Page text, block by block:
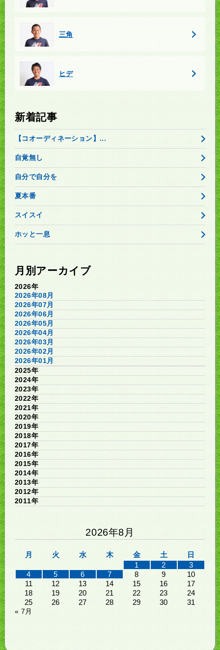
三角
ヒデ
新着記事
【コオーディネーション】...
自覚無し
自分で自分を
夏本番
スイスイ
ホッと一息
月別アーカイブ
2026年
2026年08月
2026年07月
2026年06月
2026年05月
2026年04月
2026年03月
2026年02月
2026年01月
2025年
2024年
2023年
2022年
2021年
2020年
2019年
2018年
2017年
2016年
2015年
2014年
2013年
2012年
2011年
2026年8月
月 火 水 木 金 土
日
1
2
3
4
5 6 7 8 9
10
11
12 13 14 15 16
17
18
19 20 21 22 23
24
25
26 27 28 29 30 31
« 7月